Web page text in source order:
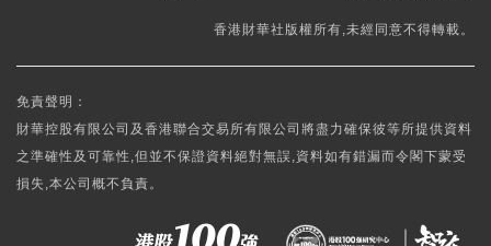
香港財華社版權所有,未經同意不得轉載。
免責聲明：
財華控股有限公司及香港聯合交易所有限公司將盡力確保彼等所提供資料
之準確性及可靠性,但並不保證資料絕對無誤,資料如有錯漏而令閣下蒙受
損失,本公司概不負責。